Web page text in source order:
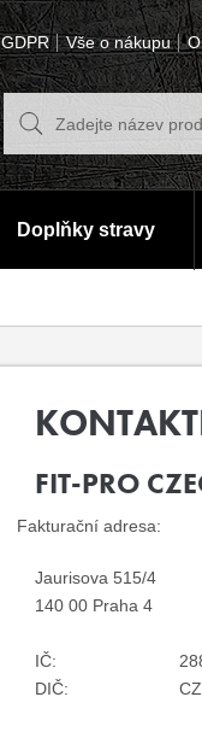
GDPR Vše o nákupu
Doplňky stravy
FIT-PRO
Fakturační adresa:
Jaurisova 515/4
140 00 Praha 4
IČ:
DIČ: